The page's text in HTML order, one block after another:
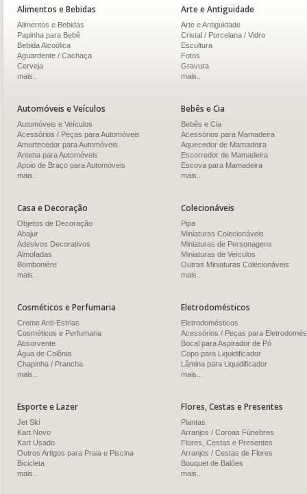
Alimentos e Bebidas
Alimentos e Bebidas
Papinha para Bebê
Bebida Alcoólica
Aguardente / Cachaça
Cerveja
mais..
Arte e Antiguidade
Arte e Antiguidade
Cristal / Porcelana / Vidro
Escultura
Fotos
Gravura
mais..
Automóveis e Veículos
Automóveis e Veículos
Acessórios / Peças para Automóveis
Amortecedor para Automóveis
Antena para Automóveis
Apoio de Braço para Automóveis
mais..
Bebês e Cia
Bebês e Cia
Acessórios para Mamadeira
Aquecedor de Mamadeira
Escorredor de Mamadeira
Escova para Mamadeira
mais..
Casa e Decoração
Objetos de Decoração
Abajur
Adesivos Decorativos
Almofadas
Bomboniére
mais..
Colecionáveis
Pipa
Miniaturas Colecionáveis
Miniaturas de Personagens
Miniaturas de Veículos
Outras Miniaturas Colecionáveis
mais..
Cosméticos e Perfumaria
Creme Anti-Estrias
Cosméticos e Perfumaria
Absorvente
Água de Colônia
Chapinha / Prancha
mais..
Eletrodomésticos
Eletrodomésticos
Acessórios / Peças para
Bocal para Aspirador de Pó
Copo para Liquidificador
Lâmina para Liquidificador
mais..
Esporte e Lazer
Jet Ski
Kart Novo
Kart Usado
Outros Artigos para Praia e Piscina
Bicicleta
mais..
Flores, Cestas e Presentes
Plantas
Arranjos / Coroas Fúnebres
Flores, Cestas e Presentes
Arranjos / Cestas de Flores
Bouquet de Balões
mais..